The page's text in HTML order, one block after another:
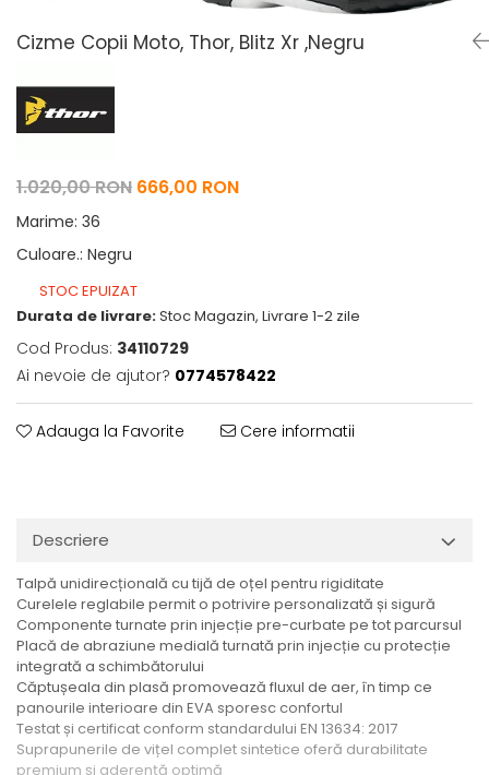
Protectii
Tricou / Geci / Termic
Ambreiaj
Cabluri si Conducte
Filtre
Suspensii
Transmisie
Cizme Copii Moto, Thor, Blitz Xr ,Negru
1.020,00 RON 666,00 RON
Marime: 36
Culoare.: Negru
STOC EPUIZAT
Durata de livrare:Stoc Magazin, Livrare 1-2 zile
Cod Produs: 34110729
Ai nevoie de ajutor? 0774578422
Adauga la Favorite Cere informatii
Descriere
Talpă unidirecțională cu tijă de oțel pentru rigiditate
Curelele reglabile permit o potrivire personalizată și sigură
Componente turnate prin injecție pre-curbate pe tot parcursul
Placă de abraziune medială turnată prin injecție cu protecție
integrată a schimbătorului
Căptușeala din plasă promovează fluxul de aer, în timp ce
panourile interioare din EVA sporesc confortul
Testat și certificat conform standardului EN 13634: 2017
Suprapunerile de vițel complet sintetice oferă durabilitate
premium și aderență optimă